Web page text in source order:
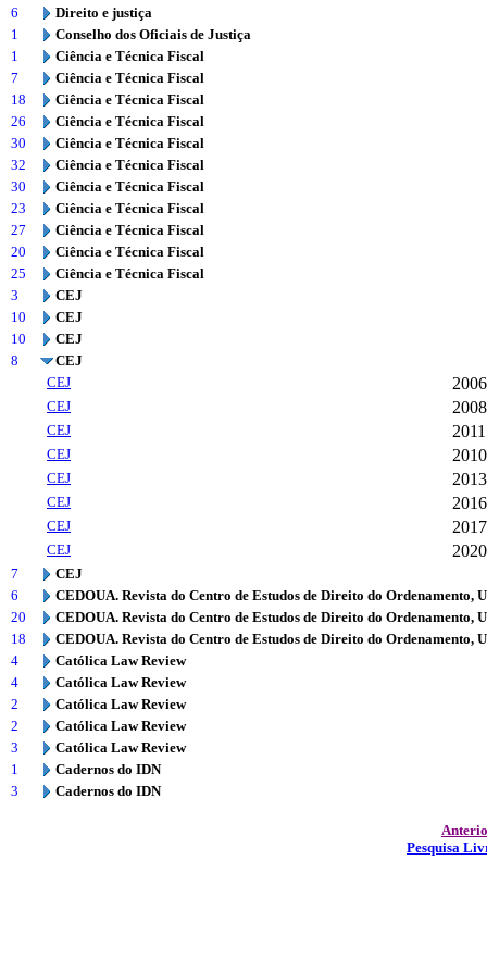
6
Direito e justiça
1
Conselho dos Oficiais de Justiça
1
Ciência e Técnica Fiscal
7
Ciência e Técnica Fiscal
18
Ciência e Técnica Fiscal
26
Ciência e Técnica Fiscal
30
Ciência e Técnica Fiscal
32
Ciência e Técnica Fiscal
30
Ciência e Técnica Fiscal
23
Ciência e Técnica Fiscal
27
Ciência e Técnica Fiscal
20
Ciência e Técnica Fiscal
25
Ciência e Técnica Fiscal
3
CEJ
10
CEJ
10
CEJ
8
CEJ
CEJ
2006
CEJ 2008
CEJ 2011
CEJ 2010
CEJ 2013
CEJ 2016
CEJ 2017
CEJ 2020
7
CEJ
6
CEDOUA. Revista do Centro de Estudos de Direito do Ordenamento,
20
CEDOUA. Revista do Centro de Estudos de Direito do Ordenamento,
18
CEDOUA. Revista do Centro de Estudos de Direito do Ordenamento,
4
Católica Law Review
4
Católica Law Review
2
Católica Law Review
2
Católica Law Review
3
Católica Law Review
1
Cadernos do IDN
3
Cadernos do IDN
Pesquisa